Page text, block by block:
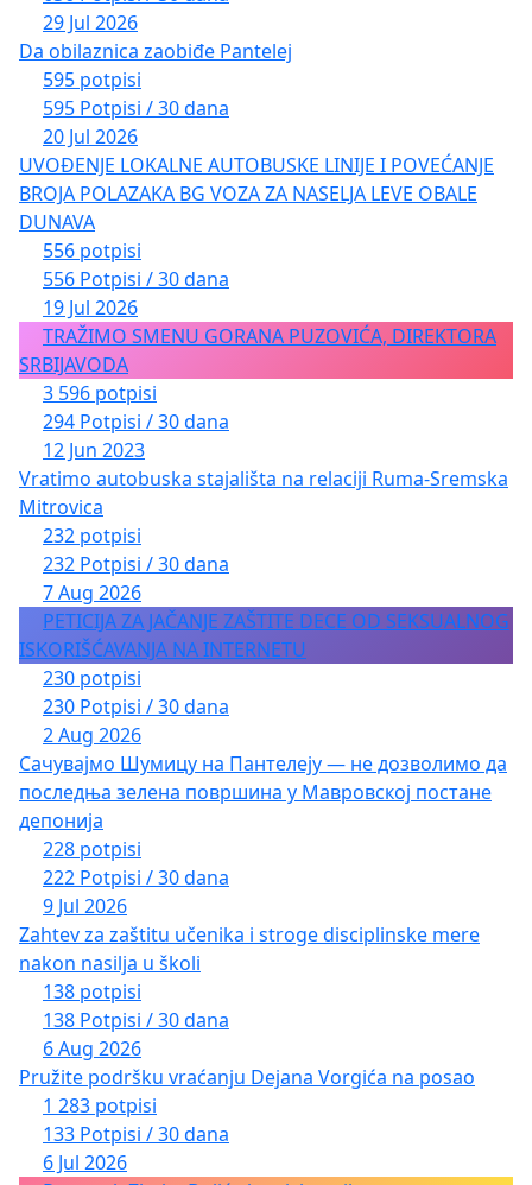
29 Jul 2026
Da obilaznica zaobiđe Pantelej
595 potpisi
595 Potpisi / 30 dana
20 Jul 2026
UVOĐENJE LOKALNE AUTOBUSKE LINIJE I POVEĆANJE
BROJA POLAZAKA BG VOZA ZA NASELJA LEVE OBALE
DUNAVA
556 potpisi
556 Potpisi / 30 dana
19 Jul 2026
TRAŽIMO SMENU GORANA PUZOVIĆA, DIREKTORA
SRBIJAVODA
3 596 potpisi
294 Potpisi / 30 dana
12 Jun 2023
Vratimo autobuska stajališta na relaciji Ruma-Sremska
Mitrovica
232 potpisi
232 Potpisi / 30 dana
7 Aug 2026
PETICIJA ZA JAČANJE ZAŠTITE DECE OD SEKSUALNOG
ISKORIŠĆAVANJA NA INTERNETU
230 potpisi
230 Potpisi / 30 dana
2 Aug 2026
Сачувајмо Шумицу на Пантелеју — не дозволимо да
последња зелена површина у Мавровској постане
депонија
228 potpisi
222 Potpisi / 30 dana
9 Jul 2026
Zahtev za zaštitu učenika i stroge disciplinske mere
nakon nasilja u školi
138 potpisi
138 Potpisi / 30 dana
6 Aug 2026
Pružite podršku vraćanju Dejana Vorgića na posao
1 283 potpisi
133 Potpisi / 30 dana
6 Jul 2026